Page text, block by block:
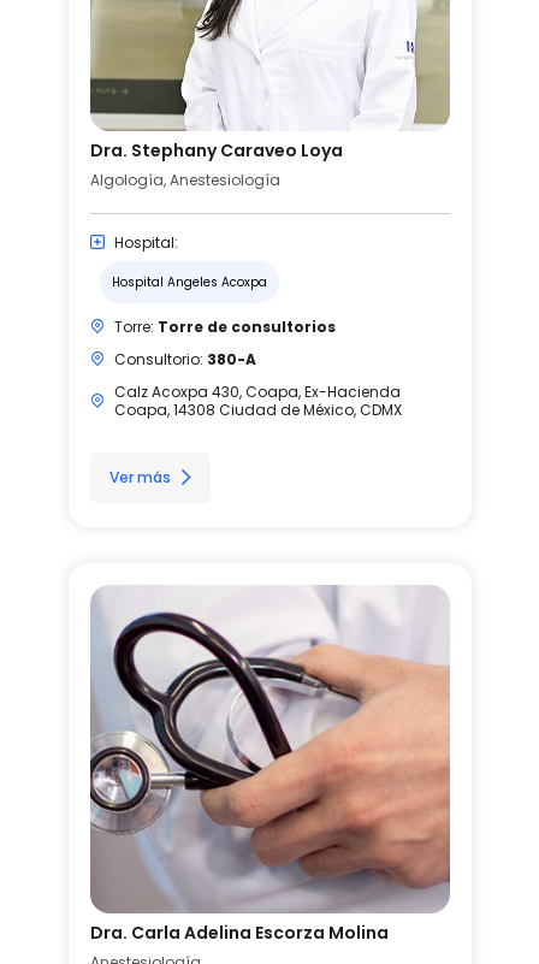
Dra. Stephany Caraveo Loya
Algología, Anestesiología
Hospital:
Hospital Angeles Acoxpa
Torre: Torre de consultorios
Consultorio: 380-A
Calz Acoxpa 430, Coapa, Ex-Hacienda
Coapa, 14308 Ciudad de México, CDMX
Ver más
Dra. Carla Adelina Escorza Molina